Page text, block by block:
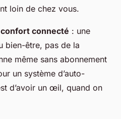
loin de chez vous.
confort connecté : une
bien-être, pas de la
même sans abonnement
un système d’auto-
d’avoir un œil, quand on